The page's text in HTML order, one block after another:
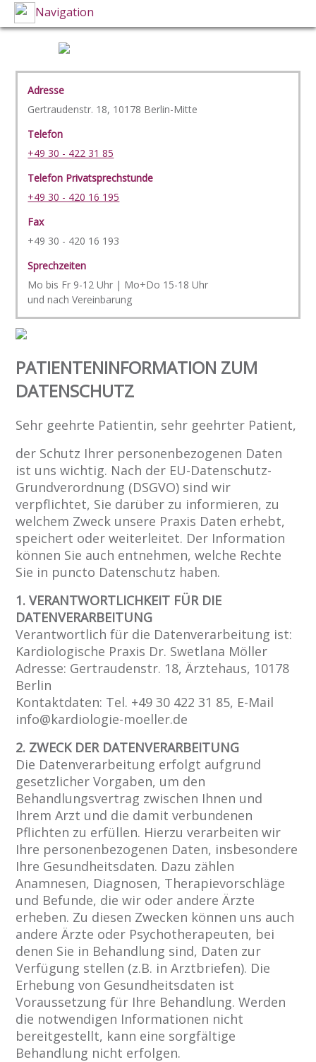
Navigation
Adresse
Gertraudenstr. 18, 10178 Berlin-Mitte
Telefon
+49 30 - 422 31 85
Telefon Privatsprechstunde
+49 30 - 420 16 195
Fax
+49 30 - 420 16 193
Sprechzeiten
Mo bis Fr 9-12 Uhr | Mo+Do 15-18 Uhr
und nach Vereinbarung
PATIENTENINFORMATION ZUM
DATENSCHUTZ
Sehr geehrte Patientin, sehr geehrter Patient,
der Schutz Ihrer personenbezogenen Daten
ist uns wichtig. Nach der EU-Datenschutz-
Grundverordnung (DSGVO) sind wir
verpflichtet, Sie darüber zu informieren, zu
welchem Zweck unsere Praxis Daten erhebt,
speichert oder weiterleitet. Der Information
können Sie auch entnehmen, welche Rechte
Sie in puncto Datenschutz haben.
1. VERANTWORTLICHKEIT FÜR DIE
DATENVERARBEITUNG
Verantwortlich für die Datenverarbeitung ist:
Kardiologische Praxis Dr. Swetlana Möller
Adresse: Gertraudenstr. 18, Ärztehaus, 10178
Berlin
Kontaktdaten: Tel. +49 30 422 31 85, E-Mail
info@kardiologie-moeller.de
2. ZWECK DER DATENVERARBEITUNG
Die Datenverarbeitung erfolgt aufgrund
gesetzlicher Vorgaben, um den
Behandlungsvertrag zwischen Ihnen und
Ihrem Arzt und die damit verbundenen
Pflichten zu erfüllen. Hierzu verarbeiten wir
Ihre personenbezogenen Daten, insbesondere
Ihre Gesundheitsdaten. Dazu zählen
Anamnesen, Diagnosen, Therapievorschläge
und Befunde, die wir oder andere Ärzte
erheben. Zu diesen Zwecken können uns auch
andere Ärzte oder Psychotherapeuten, bei
denen Sie in Behandlung sind, Daten zur
Verfügung stellen (z.B. in Arztbriefen). Die
Erhebung von Gesundheitsdaten ist
Voraussetzung für Ihre Behandlung. Werden
die notwendigen Informationen nicht
bereitgestellt, kann eine sorgfältige
Behandlung nicht erfolgen.